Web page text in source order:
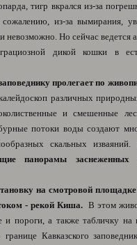
тигр вкрался из-за
из-за вымирания,
невозможно. Но сейчас ведется
дикой кошки в
пролегает по
различных
и смешенные
потоки воды создают
скальных
панорамы
на смотровой
- рекой Киша. В этом
и пороги, а также табличку на
Кавказского